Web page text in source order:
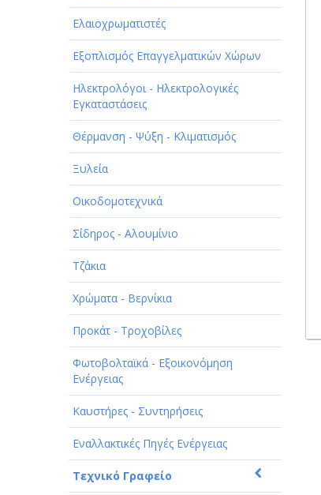
ΕΡΓΟΣΤΑΣΙΑ - ΒΙΟΜΗΧΑΝΙΕΣ
ΞΕΝΟΔΟΧΕΙΑ - ΤΟΥΡΙΣΜΟΣ
ΟΜΟΡΦΙΑ
ΠΑΡΟΧΗ ΥΠΗΡΕΣΙΩΝ
ΤΕΧΝΙΚΑ - ΚΑΤΑΣΚΕΥΑΣΤΙΚΑ
ΤΕΧΝΟΛΟΓΙΑ
ΥΓΕΙΑ - ΙΑΤΡΟΙ
ΦΑΓΗΤΟ
Ελαιοχρωματιστές
Εξοπλισμός Επαγγελματικών Χώρων
Ηλεκτρολόγοι - Ηλεκτρολογικές
Εγκαταστάσεις
Θέρμανση - Ψύξη - Κλιματισμός
Ξυλεία
Οικοδομοτεχνικά
Σίδηρος - Αλουμίνιο
Τζάκια
Χρώματα - Βερνίκια
Προκάτ - Τροχοβίλες
Φωτοβολταϊκά - Εξοικονόμηση
Ενέργειας
Καυστήρες - Συντηρήσεις
Εναλλακτικές Πηγές Ενέργειας
Τεχνικό Γραφείο